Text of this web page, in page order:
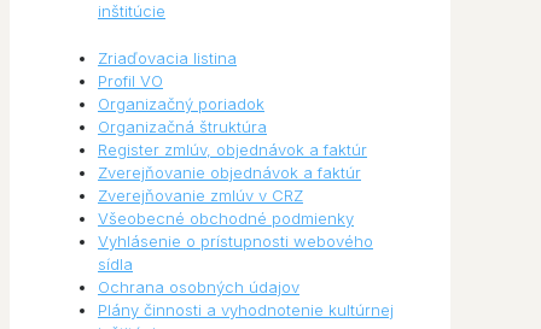
inštitúcie
Zriaďovacia listina
Profil VO
Organizačný poriadok
Organizačná štruktúra
Register zmlúv, objednávok a faktúr
Zverejňovanie objednávok a faktúr
Zverejňovanie zmlúv v CRZ
Všeobecné obchodné podmienky
Vyhlásenie o prístupnosti webového
sídla
Ochrana osobných údajov
Plány činnosti a vyhodnotenie kultúrnej